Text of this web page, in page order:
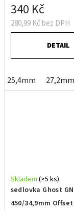
280,99 Kč bez DPH
340 Kč
DETAIL
25,4mm 27,2mm
sedlovka Ghost
450/34,9mm
Skladem (>5 ks)